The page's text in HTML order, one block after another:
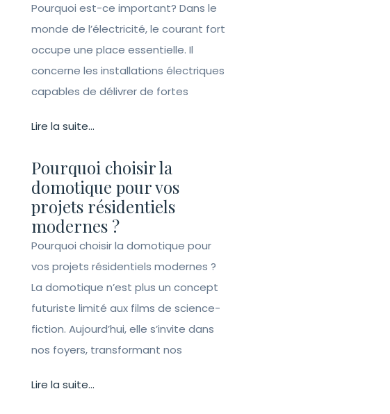
Pourquoi est-ce important? Dans le
monde de l’électricité, le courant fort
occupe une place essentielle. Il
concerne les installations électriques
capables de délivrer de fortes
Lire la suite...
Pourquoi choisir la
domotique pour vos
projets résidentiels
modernes ?
Pourquoi choisir la domotique pour
vos projets résidentiels modernes ?
La domotique n’est plus un concept
futuriste limité aux films de science-
fiction. Aujourd’hui, elle s’invite dans
nos foyers, transformant nos
Lire la suite...